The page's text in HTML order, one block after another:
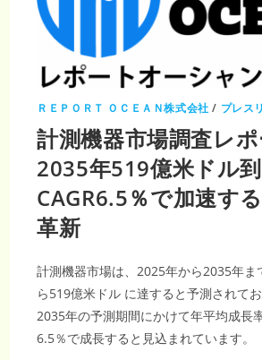
ＲＥＰＯＲＴ ＯＣＥＡＮ株式会社 / プレス
計測機器市場調査レポ
2035年519億米ドル到
CAGR6.5％で加速す
革新
計測機器市場は、2025年から2035年ま
ら519億米ドル に達すると予測されて
2035年の予測期間にかけて年平均成長
6.5％で成長すると見込まれています。